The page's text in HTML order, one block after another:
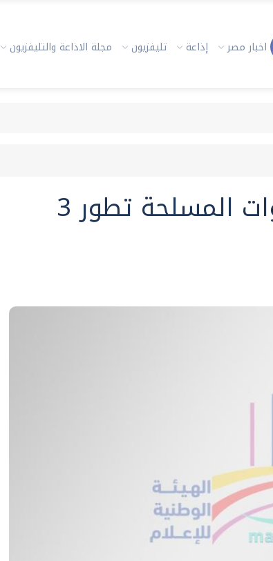
اخبار مصر إذاعة تليفزيون مجلة الاذاعة والتليفزيون
الهيئة الهندسية بالقوات المسلحة تطور 3